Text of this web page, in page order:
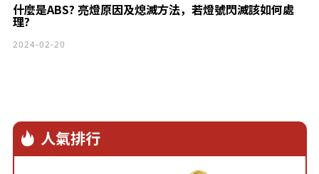
什麼是ABS? 亮燈原因及熄滅方法，若燈號閃滅該如何處
理?
2024-02-20
人氣排行